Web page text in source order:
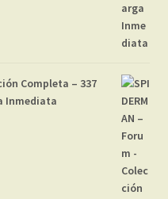
Completa – 337
Inmediata